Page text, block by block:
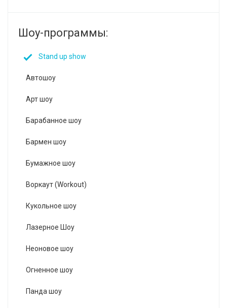
Шоу-программы:
Stand up show
Автошоу
Арт шоу
Барабанное шоу
Бармен шоу
Бумажное шоу
Воркаут (Workout)
Кукольное шоу
Лазерное Шоу
Неоновое шоу
Огненное шоу
Панда шоу